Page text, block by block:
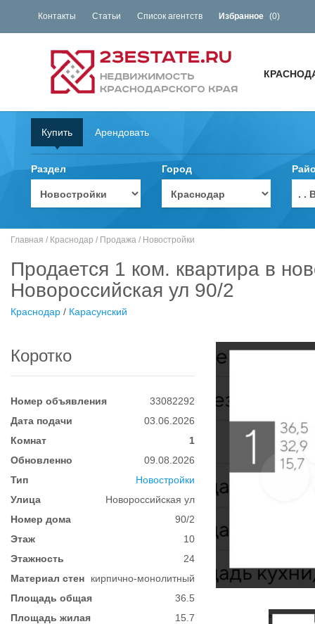
Контакты Статьи Список агентств Избранное (0)
Купить Арендовать
Раздел Город
. .
Главная / Краснодар / Продажа / Новостройки
Продается 1 ком. квартира в
Новороссийская ул 90/2
Краснодар / Карасунский
Коротко
Номер объявления
33082292
Дата подачи
03.06.2026
Комнат
1
Обновленно
09.08.2026
Тип
Новостройки
Улица
Новороссийская ул
Номер дома
90/2
Этаж
10
Этажность
24
Материал стен
кирпично-монолитный
Площадь общая
36.5
Площадь жилая
15.7